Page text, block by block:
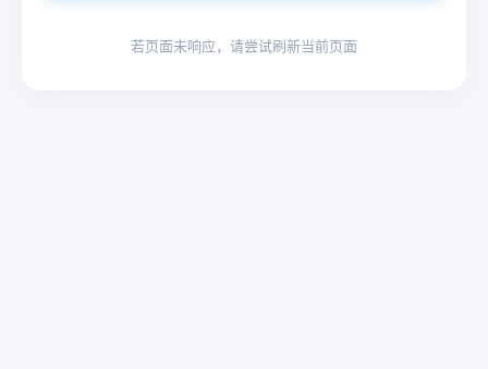
若页面未响应，请尝试刷新当前页面